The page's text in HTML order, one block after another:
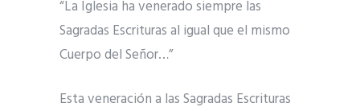
“La Iglesia ha venerado siempre las
Sagradas Escrituras al igual que el mismo
Cuerpo del Señor…”
Esta veneración a las Sagradas Escrituras